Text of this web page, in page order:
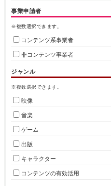
事業申請者
※複数選択できます。
コンテンツ系事業者
非コンテンツ事業者
ジャンル
※複数選択できます。
映像
音楽
ゲーム
出版
キャラクター
コンテンツの有効活用